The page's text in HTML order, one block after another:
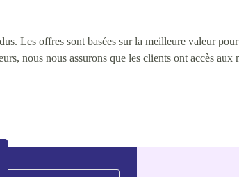
Les offres sont basées sur la meilleure valeur
nous nous assurons que les clients ont accès